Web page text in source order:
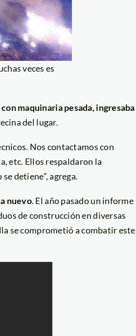
veces es
maquinaria pesada, ingresaba
del lugar.
Nos contactamos con
etc. Ellos respaldaron la
detiene”, agrega.
nuevo. El año pasado un informe
de construcción en diversas
se comprometió a combatir este